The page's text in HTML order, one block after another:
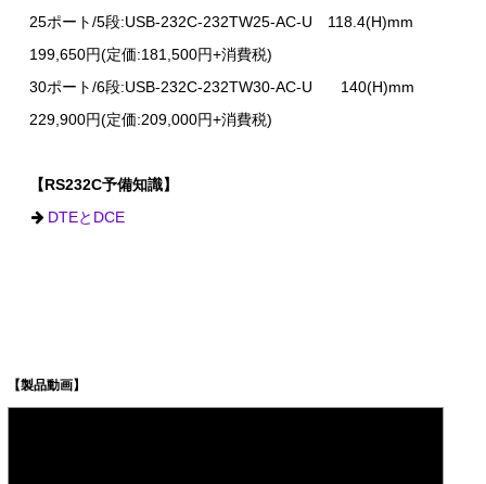
25ポート/5段:USB-232C-232TW25-AC-U 118.4(H)mm
199,650円(定価:181,500円+消費税)
30ポート/6段:USB-232C-232TW30-AC-U 140(H)mm
229,900円(定価:209,000円+消費税)
【RS232C予備知識】
DTEとDCE
【製品動画】